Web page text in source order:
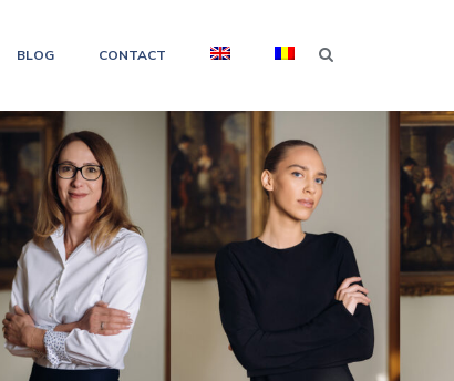
BLOG CONTACT